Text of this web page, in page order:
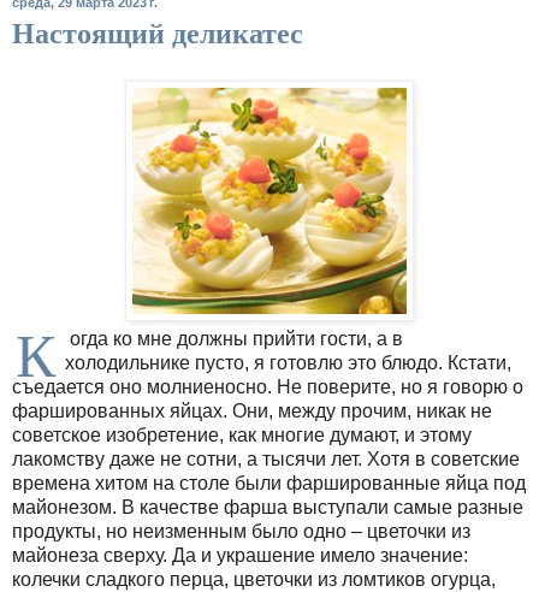
среда, 29 марта 2023 г.
Настоящий деликатес
К
огда ко мне должны прийти гости, а в
холодильнике пусто, я готовлю это блюдо. Кстати,
съедается оно молниеносно. Не поверите, но я говорю о
фаршированных яйцах. Они, между прочим, никак не
советское изобретение, как многие думают, и этому
лакомству даже не сотни, а тысячи лет. Хотя в советские
времена хитом на столе были фаршированные яйца под
майонезом. В качестве фарша выступали самые разные
продукты, но неизменным было одно – цветочки из
майонеза сверху. Да и украшение имело значение:
колечки сладкого перца, цветочки из ломтиков огурца,